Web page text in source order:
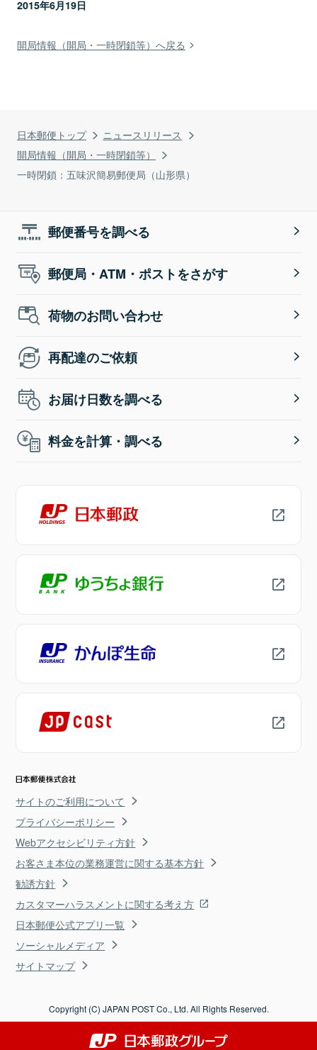
日本郵便トップ
ニュースリリース
開局情報（開局・一時閉鎖等）
一時閉鎖：五味沢簡易郵便局（山形県）
2015年6月19日
開局情報（開局・一時閉鎖等）へ戻る
郵便番号を調べる
郵便局・ATM・ポストをさがす
荷物のお問い合わせ
再配達のご依頼
お届け日数を調べる
料金を計算・調べる
サイトのご利用について
プライバシーポリシー
Webアクセシビリティ方針
お客さま本位の業務運営に関する基本方針
勧誘方針
カスタマーハラスメントに関する考え方
日本郵便公式アプリ一覧
ソーシャルメディア
サイトマップ
Copyright (C) JAPAN POST Co., Ltd. All Rights Reserved.